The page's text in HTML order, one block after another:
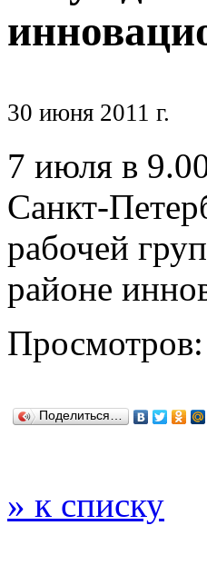
30 июня 2011 г.
7 июля в
Санкт-
рабочей
районе
Поделиться…
» к списку